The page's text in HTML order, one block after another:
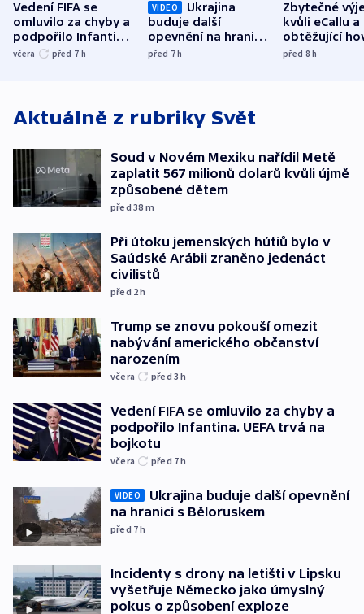
Vedení FIFA se
omluvilo za chyby a
podpořilo Infantina.
UEFA trvá na
včera před 7 h
VIDEO
Ukrajina
buduje další
opevnění na hranici
s Běloruskem
před 7h
Zbytečné
kvůli eCallu a
obtěžující
zdržují
před 8h
Aktuálně z rubriky Svět
Soud v Novém Mexiku nařídil Metě
zaplatit 567 milionů dolarů kvůli újmě
způsobené dětem
před 38 m
Při útoku jemenských hútiů bylo v
Saúdské Arábii zraněno jedenáct
civilistů
před 2h
Trump se znovu pokouší omezit
nabývání amerického občanství
narozením
včera před 3h
Vedení FIFA se omluvilo za chyby a
podpořilo Infantina. UEFA trvá na
bojkotu
včera před 7h
VIDEO
Ukrajina buduje další opevnění
na hranici s Běloruskem
před 7h
Incidenty s drony na letišti v Lipsku
vyšetřuje Německo jako úmyslný
pokus o způsobení exploze